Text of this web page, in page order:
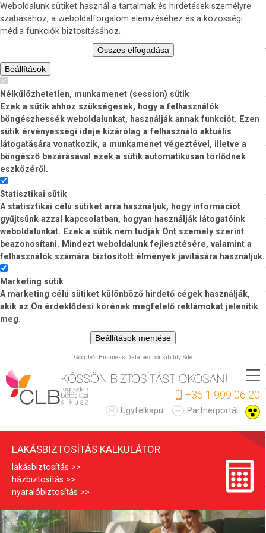
Weboldalunk sütiket használ a tartalmak és hirdetések személyre
szabásához, a weboldalforgalom elemzéséhez és a közösségi
média funkciók biztosításához.
Összes elfogadása
Beállítások
Nélkülözhetetlen, munkamenet (session) sütik
Ezek a sütik ahhoz szükségesek, hogy a felhasználók
böngészhessék weboldalunkat, használják annak funkciót. Ezen
sütik érvényességi ideje kizárólag a felhasználó aktuális
látogatására vonatkozik, a munkamenet végeztével, illetve a
böngésző bezárásával ezek a sütik automatikusan törlődnek
eszközéről.
Statisztikai sütik
A statisztikai célú sütiket arra használjuk, hogy információt
gyűjtsünk azzal kapcsolatban, hogyan használják látogatóink
weboldalunkat. Ezek a sütik nem tudják Önt személy szerint
beazonosítani. Mindezt weboldalunk fejlesztésére, valamint a
felhasználók számára biztosított élmények javítására használjuk.
Marketing sütik
A marketing célú sütiket különböző hirdető cégek használják,
akik az Ön érdeklődési körének megfelelő reklámokat jelenítik
meg.
Beállítások mentése
Google’s Business Data Responsibility Site
Ugrás
a
tartalomra
a
k
á
s
b
+36 1 999 06 20
Partnerportál
Ügyfélkapu
LAKÁSBIZTOSÍTÁS KALKULÁTOR
lakásbiztosítás
házbiztosítás
nyaralóbiztosítás